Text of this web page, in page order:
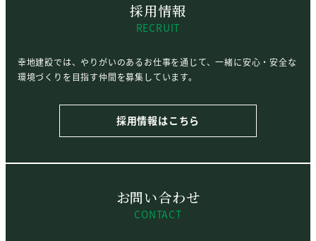
採用情報
RECRUIT
幸地建設では、やりがいのあるお仕事を通じて、一緒に安心・安全な
環境づくりを目指す仲間を募集しています。
採用情報はこちら
お問い合わせ
CONTACT